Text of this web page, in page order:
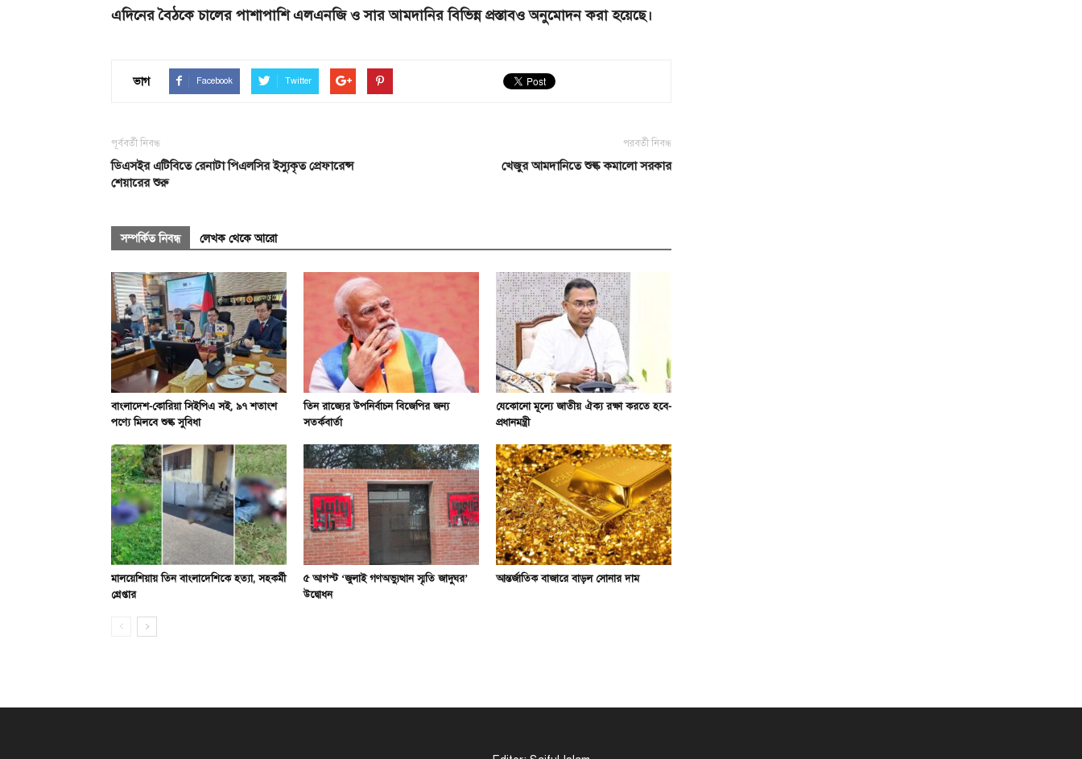
এদিনের বৈঠকে চালের পাশাপাশি এলএনজি ও সার আমদানির বিভিন্ন প্রস্তাবও অনুমোদন করা হয়েছে।
ভাগ Facebook Twitter
পূর্ববর্তী নিবন্ধ
ডিএসইর এটিবিতে রেনাটা পিএলসির ইস্যুকৃত প্রেফারেন্স
শেয়ারের শুরু
পরবর্তী নিবন্ধ
খেজুর আমদানিতে শুল্ক কমালো সরকার
সম্পর্কিত নিবন্ধ লেখক থেকে আরো
বাংলাদেশ-কোরিয়া সিইপিএ সই, ৯৭ শতাংশ
পণ্যে মিলবে শুল্ক সুবিধা
তিন রাজ্যের উপনির্বাচন বিজেপির জন্য
সতর্কবার্তা
যেকোনো মূল্যে জাতীয় ঐক্য রক্ষা করতে হবে-
প্রধানমন্ত্রী
মালয়েশিয়ায় তিন বাংলাদেশিকে হত্যা, সহকর্মী
গ্রেপ্তার
৫ আগস্ট ‘জুলাই গণঅভ্যুত্থান স্মৃতি জাদুঘর’
উদ্বোধন
আন্তর্জাতিক বাজারে বাড়ল সোনার দাম